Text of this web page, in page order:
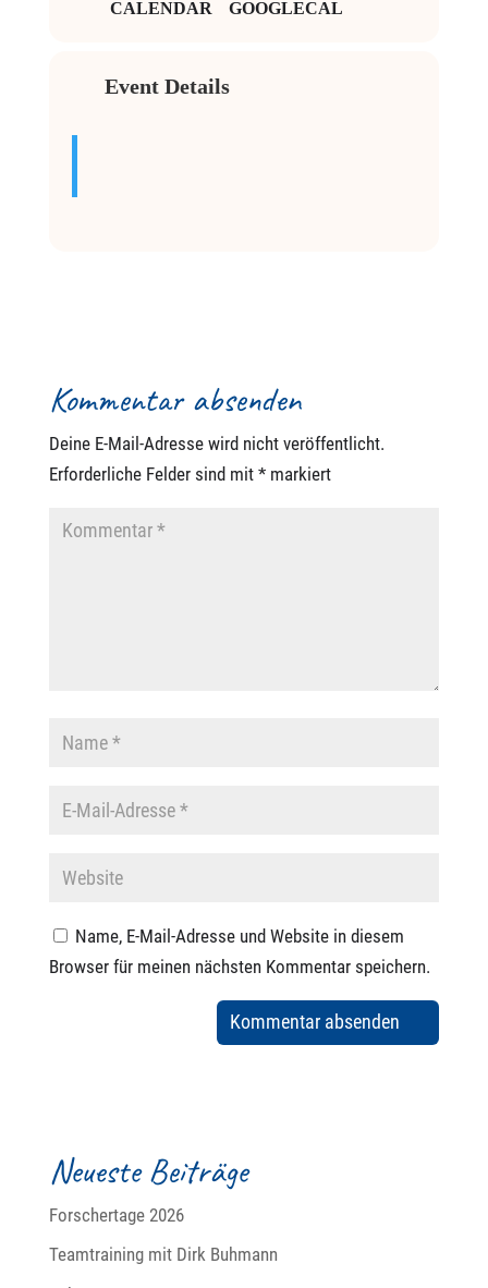
CALENDAR GOOGLECAL
Event Details
Kommentar absenden
Deine E-Mail-Adresse wird nicht veröffentlicht.
Erforderliche Felder sind mit *markiert
Name, E-Mail-Adresse und Website in diesem
Browser für meinen nächsten Kommentar speichern.
Neueste Beiträge
Forschertage 2026
Teamtraining mit Dirk Buhmann